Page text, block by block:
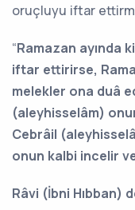
oruçluyu iftar
“Ramazan ayında
iftar ettirirse,
melekler ona duâ
(aleyhisselâm)
Cebrâil
onun kalbi incelir
Râvi (İbni Hıbban)